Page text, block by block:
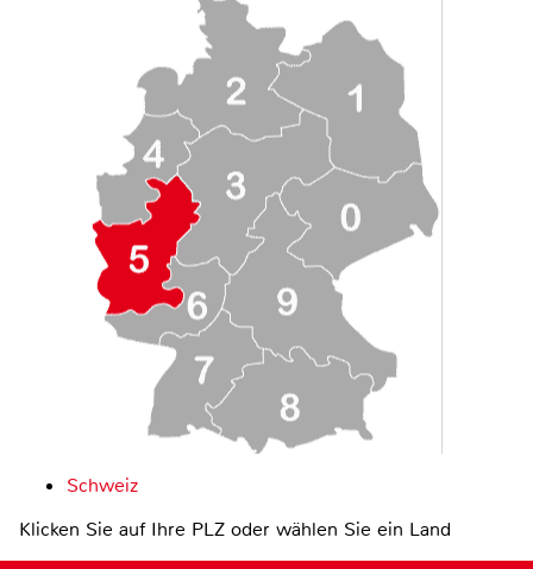
Schweiz
Klicken Sie auf Ihre PLZ oder wählen Sie ein Land